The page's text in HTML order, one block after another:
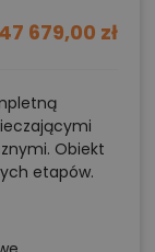
679,00 zł
Obiekt
etapów.